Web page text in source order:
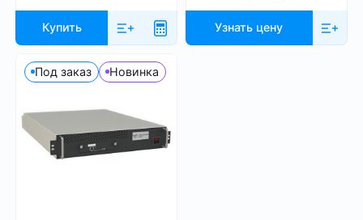
Купить Узнать цену
Под заказ Новинка